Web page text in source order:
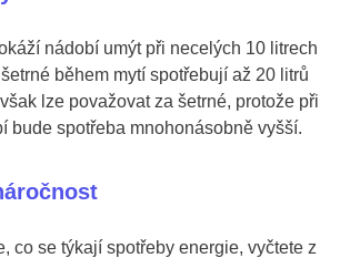
nádobí umýt při necelých 10 litrech
během mytí spotřebují až 20 litrů
lze považovat za šetrné, protože při
bude spotřeba mnohonásobně vyšší.
co se týkají spotřeby energie, vyčtete z